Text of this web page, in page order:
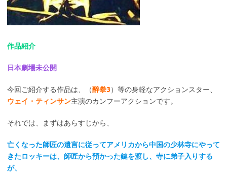
作品紹介
日本劇場未公開
今回ご紹介する作品は、（醉拳3）等の身軽なアクションスター、
ウェイ・ティンサン主演のカンフーアクションです。
それでは、まずはあらすじから、
亡くなった師匠の遺言に従ってアメリカから中国の少林寺にやって
きたロッキーは、師匠から預かった鍵を渡し、寺に弟子入りする
が、